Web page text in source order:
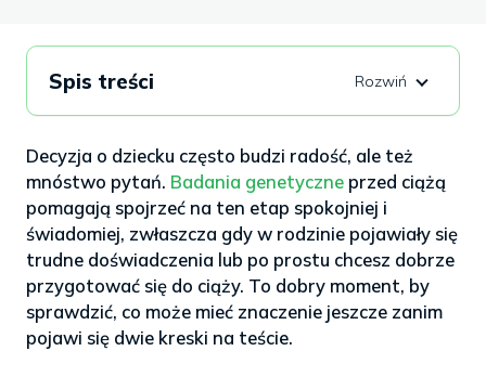
Decyzja o dziecku często budzi radość, ale też
mnóstwo pytań. Badania genetyczneprzed ciążą
pomagają spojrzeć na ten etap spokojniej i
świadomiej, zwłaszcza gdy w rodzinie pojawiały się
trudne doświadczenia lub po prostu chcesz dobrze
przygotować się do ciąży. To dobry moment, by
sprawdzić, co może mieć znaczenie jeszcze zanim
pojawi się dwie kreski na teście.
Spis treści